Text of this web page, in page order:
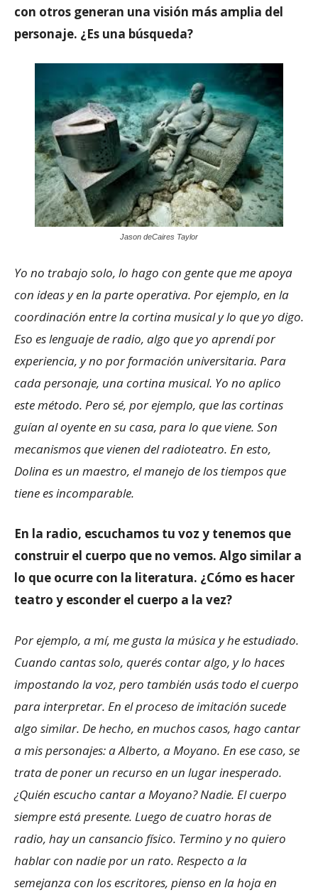
con otros generan una visión más amplia del
personaje. ¿Es una búsqueda?
Jason deCaires Taylor
Yo no trabajo solo, lo hago con gente que me apoya
con ideas y en la parte operativa. Por ejemplo, en la
coordinación entre la cortina musical y lo que yo digo.
Eso es lenguaje de radio, algo que yo aprendí por
experiencia, y no por formación universitaria. Para
cada personaje, una cortina musical. Yo no aplico
este método. Pero sé, por ejemplo, que las cortinas
guían al oyente en su casa, para lo que viene. Son
mecanismos que vienen del radioteatro. En esto,
Dolina es un maestro, el manejo de los tiempos que
tiene es incomparable.
En la radio, escuchamos tu voz y tenemos que
construir el cuerpo que no vemos. Algo similar a
lo que ocurre con la literatura. ¿Cómo es hacer
teatro y esconder el cuerpo a la vez?
Por ejemplo, a mí, me gusta la música y he estudiado.
Cuando cantas solo, querés contar algo, y lo haces
impostando la voz, pero también usás todo el cuerpo
para interpretar. En el proceso de imitación sucede
algo similar. De hecho, en muchos casos, hago cantar
a mis personajes: a Alberto, a Moyano. En ese caso, se
trata de poner un recurso en un lugar inesperado.
¿Quién escucho cantar a Moyano? Nadie. El cuerpo
siempre está presente. Luego de cuatro horas de
radio, hay un cansancio físico. Termino y no quiero
hablar con nadie por un rato. Respecto a la
semejanza con los escritores, pienso en la hoja en